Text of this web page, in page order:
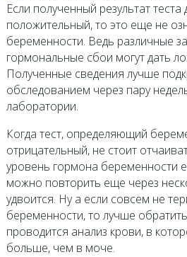
Если полученный результат теста
положительный, то это еще не
беременности. Ведь различные
гормональные сбои могут дать
Полученные сведения лучше
обследованием через пару
лаборатории.
Когда тест, определяющий
отрицательный, не стоит
уровень гормона беременности
можно повторить еще через
удвоится. Ну а если совсем не
беременности, то лучше
проводится анализ крови, в
больше, чем в моче.